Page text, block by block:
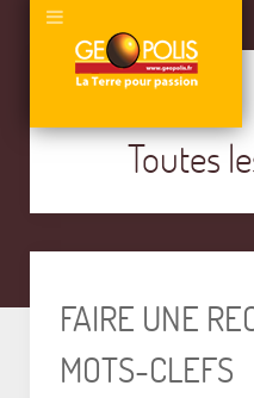
Toutes
FAIRE UNE
MOTS-CLEFS